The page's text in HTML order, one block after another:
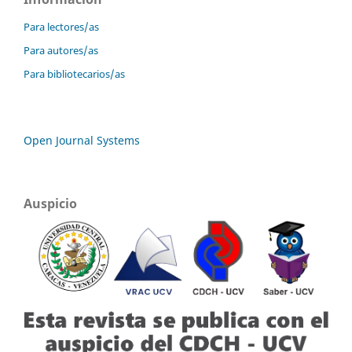
Para lectores/as
Para autores/as
Para bibliotecarios/as
Open Journal Systems
Auspicio